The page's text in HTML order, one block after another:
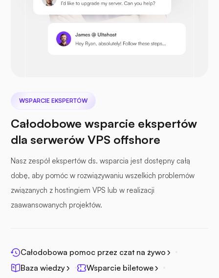
Plik morski
Fotopryzmat
WSPARCIE EKSPERTÓW
Całodobowe wsparcie ekspertów
dla serwerów VPS offshore
Nasz zespół ekspertów ds. wsparcia jest dostępny całą
dobę, aby pomóc w rozwiązywaniu wszelkich problemów
związanych z hostingiem VPS lub w realizacji
zaawansowanych projektów.
Całodobowa pomoc przez czat na żywo
Baza wiedzy
Wsparcie biletowe